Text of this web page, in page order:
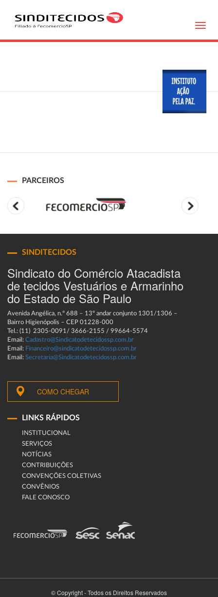
PARCEIROS
SINDITECIDOS
Sindicato do Comércio Atacadista
de tecidos Vestuários e Armarinho
do Estado de São Paulo
Avenida Angélica, n.º 688 – 13º andar conjunto 1301/1306 –
Bairro Higienópolis – CEP 01228-000
Tel.: (11) 2305-0091/ 3666-2155 / 99664-5574
Email: Cadastro@Sindicatodetecidossp.com.br
Email: Financeiro@sindicatodetecidossp.com.br
Email: Secretaria@Sindicatodetecidossp.com.br
COMO CHEGAR
LINKS RÁPIDOS
INSTITUCIONAL
SERVIÇOS
NOTÍCIAS
CONTRIBUIÇÕES
CONVENÇÕES COLETIVAS
CONVÊNIOS
FALE CONOSCO
© Copyright - Todos os Direitos Reservados